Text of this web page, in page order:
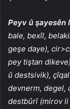
Peyv û
bale, bexîl,
geşe daye),
pey tiştan
û destsivik),
devnerm, degel,
destbûrî (mirov